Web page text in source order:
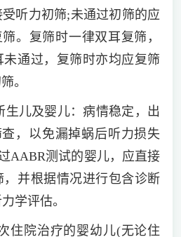
听力初筛;未通过初筛的应
。复筛时一律双耳复筛，
未通过，复筛时亦均应复筛
。
儿及婴儿：病情稳定，出
，以免漏掉蜗后听力损失
AABR测试的婴儿，应直接
并根据情况进行包含诊断
学评估。
院治疗的婴幼儿(无论住